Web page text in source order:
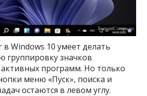
Windows 10 умеет делать
группировку значков
программ. Но только
меню «Пуск», поиска и
остаются в левом углу.